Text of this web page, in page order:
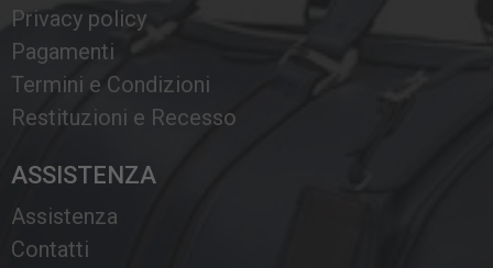
Privacy policy
Pagamenti
Termini e Condizioni
Restituzioni e Recesso
ASSISTENZA
Assistenza
Contatti